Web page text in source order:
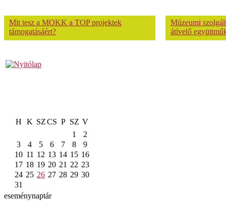
Mit tesz a MOKK a TOP projektek
támogatásáért?
Múzeumi
átívelő
H K SZCS P SZ V
1
2
3
4 5 6 7 8
9
10 11 12 13 14 15 16
17 18 19 20 21 22 23
24 25 26 27 28 29 30
31
eseménynaptár